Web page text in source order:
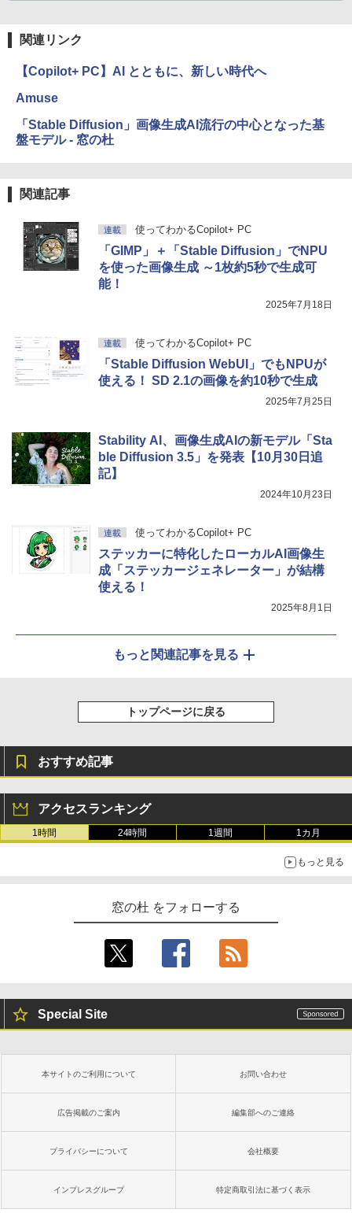
関連リンク
【Copilot+ PC】AI とともに、新しい時代へ
Amuse
「Stable Diffusion」画像生成AI流行の中心となった基
盤モデル - 窓の杜
関連記事
連載 使ってわかるCopilot+ PC
「GIMP」＋「Stable Diffusion」でNPU
を使った画像生成 ～1枚約5秒で生成可
能！
2025年7月18日
連載 使ってわかるCopilot+ PC
「Stable Diffusion WebUI」でもNPUが
使える！ SD 2.1の画像を約10秒で生成
2025年7月25日
Stability AI、画像生成AIの新モデル「Sta
ble Diffusion 3.5」を発表【10月30日追
記】
2024年10月23日
連載 使ってわかるCopilot+ PC
ステッカーに特化したローカルAI画像生
成「ステッカージェネレーター」が結構
使える！
2025年8月1日
もっと関連記事を見る
トップページに戻る
おすすめ記事
アクセスランキング
1時間 24時間 1週間 1カ月
もっと見る
窓の杜 をフォローする
Special Site
本サイトのご利用について お問い合わせ
広告掲載のご案内 編集部へのご連絡
プライバシーについて 会社概要
インプレスグループ 特定商取引法に基づく表示